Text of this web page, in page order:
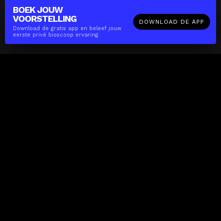
BOEK JOUW
VOORSTELLING
Download de gratis app en beleef jouw
eerste privé bioscoop ervaring.
DOWNLOAD DE APP